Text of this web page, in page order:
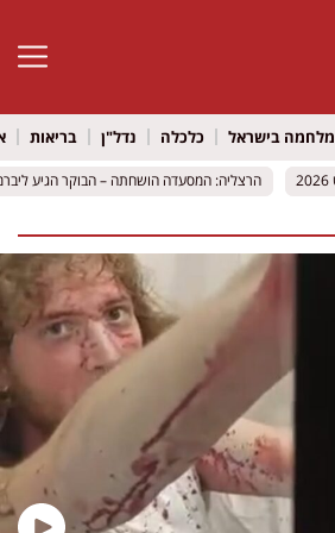
פתח
מלחמה בישראל כלכלה נדל"ן בריאות
הרצליה: המסעדה הושחתה – הבוקר הגיע ליברמן למקום
הרצליה: המסעדה הושחתה – הבוקר הגיע ליברמן למקום